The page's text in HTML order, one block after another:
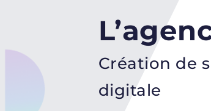
Création de
digitale